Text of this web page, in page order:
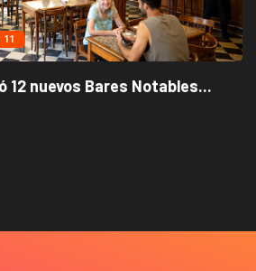
11
12 nuevos Bares Notables...